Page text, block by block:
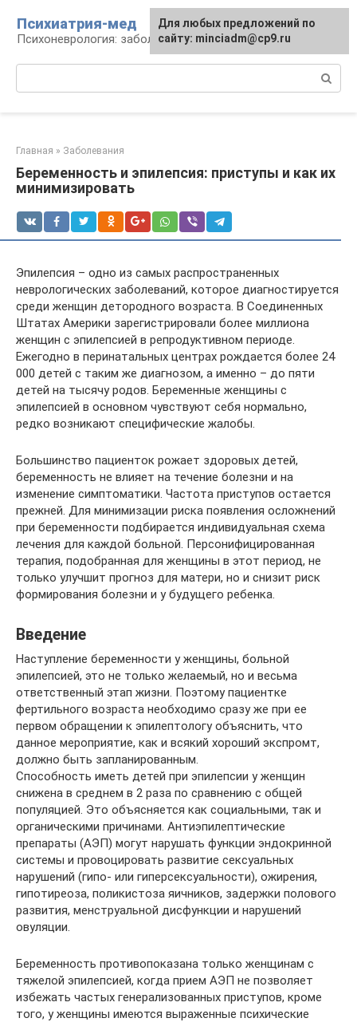
контенту
Психиатрия-мед
Психоневрология: заболевания и терапия
Главная » Заболевания
Беременность и эпилепсия: приступы и как их
минимизировать
Эпилепсия – одно из самых распространенных
неврологических заболеваний, которое диагностируется
среди женщин детородного возраста. В Соединенных
Штатах Америки зарегистрировали более миллиона
женщин с эпилепсией в репродуктивном периоде.
Ежегодно в перинатальных центрах рождается более 24
000 детей с таким же диагнозом, а именно – до пяти
детей на тысячу родов. Беременные женщины с
эпилепсией в основном чувствуют себя нормально,
редко возникают специфические жалобы.
Большинство пациенток рожает здоровых детей,
беременность не влияет на течение болезни и на
изменение симптоматики. Частота приступов остается
прежней. Для минимизации риска появления осложнений
при беременности подбирается индивидуальная схема
лечения для каждой больной. Персонифицированная
терапия, подобранная для женщины в этот период, не
только улучшит прогноз для матери, но и снизит риск
формирования болезни и у будущего ребенка.
Введение
Наступление беременности у женщины, больной
эпилепсией, это не только желаемый, но и весьма
ответственный этап жизни. Поэтому пациентке
фертильного возраста необходимо сразу же при ее
первом обращении к эпилептологу объяснить, что
данное мероприятие, как и всякий хороший экспромт,
должно быть запланированным.
Способность иметь детей при эпилепсии у женщин
снижена в среднем в 2 раза по сравнению с общей
популяцией. Это объясняется как социальными, так и
органическими причинами. Антиэпилептические
препараты (АЭП) могут нарушать функции эндокринной
системы и провоцировать развитие сексуальных
нарушений (гипо- или гиперсексуальности), ожирения,
гипотиреоза, поликистоза яичников, задержки полового
развития, менструальной дисфункции и нарушений
овуляции.
Беременность противопоказана только женщинам с
тяжелой эпилепсией, когда прием АЭП не позволяет
избежать частых генерализованных приступов, кроме
того, у женщины имеются выраженные психические
Для любых предложений по
сайту: minciadm@cp9.ru